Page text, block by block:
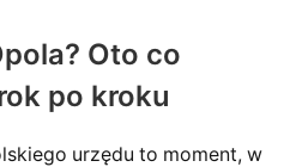
Oto co
po kroku
urzędu to moment, w